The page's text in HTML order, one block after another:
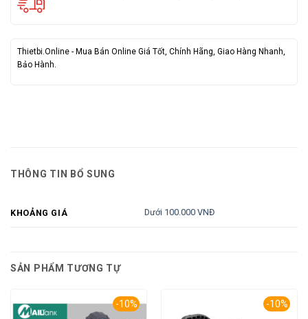
Thietbi.Online - Mua Bán Online Giá Tốt, Chính Hãng, Giao Hàng Nhanh,
Bảo Hành.
THÔNG TIN BỔ SUNG
KHOẢNG GIÁ Dưới 100.000 VNĐ
SẢN PHẨM TƯƠNG TỰ
-10% -10%